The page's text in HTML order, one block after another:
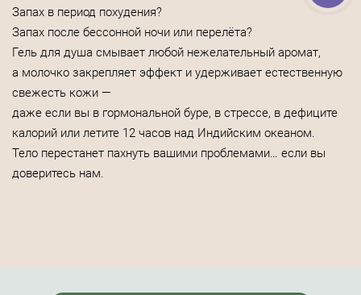
Запах в период похудения?
Запах после бессонной ночи или перелёта?
Гель для душа смывает любой нежелательный аромат,
а молочко закрепляет эффект и удерживает естественную
свежесть кожи —
даже если вы в гормональной буре, в стрессе, в дефиците
калорий или летите 12 часов над Индийским океаном.
Тело перестанет пахнуть вашими проблемами… если вы
доверитесь нам.